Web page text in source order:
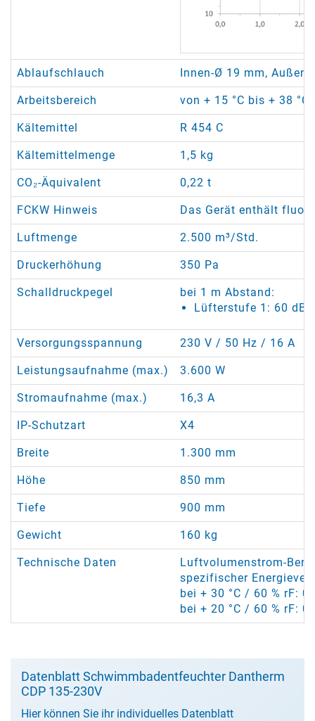
Ablaufschlauch Innen-Ø 19 mm,
Arbeitsbereich von + 15 °C bis + 38
Kältemittel R 454 C
Kältemittelmenge 1,5 kg
CO₂-Äquivalent 0,22 t
FCKW Hinweis Das Gerät enthält
Luftmenge 2.500 m³/Std.
Druckerhöhung 350 Pa
Schalldruckpegel
bei 1 m Abstand:
Lüfterstufe 1: 60
Versorgungsspannung 230 V / 50 Hz / 16 A
Leistungsaufnahme (max.) 3.600 W
Stromaufnahme (max.) 16,3 A
IP-Schutzart X4
Breite 1.300 mm
Höhe 850 mm
Tiefe 900 mm
Gewicht 160 kg
Technische Daten
Luftvolumenstrom-
spezifischer
bei + 30 °C / 60 % rF:
bei + 20 °C / 60 % rF:
Datenblatt Schwimmbadentfeuchter Dantherm
CDP 135-230V
Hier können Sie ihr individuelles Datenblatt